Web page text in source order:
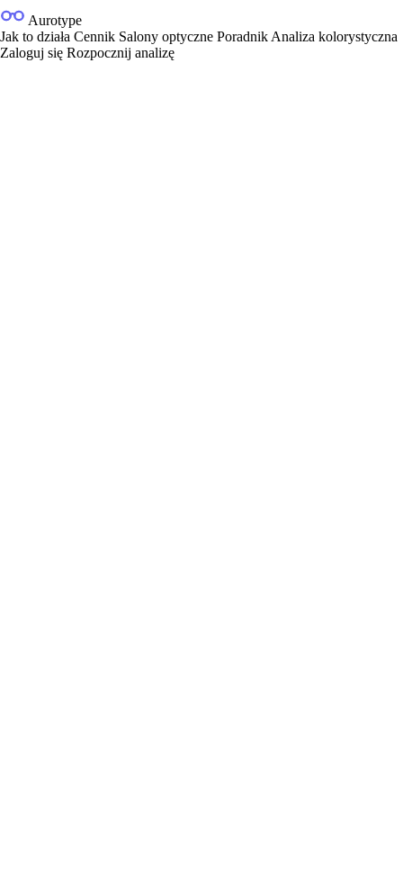
Aurotype
Jak to działa Cennik Salony optyczne Poradnik Analiza kolorystyczna
Zaloguj się Rozpocznij analizę